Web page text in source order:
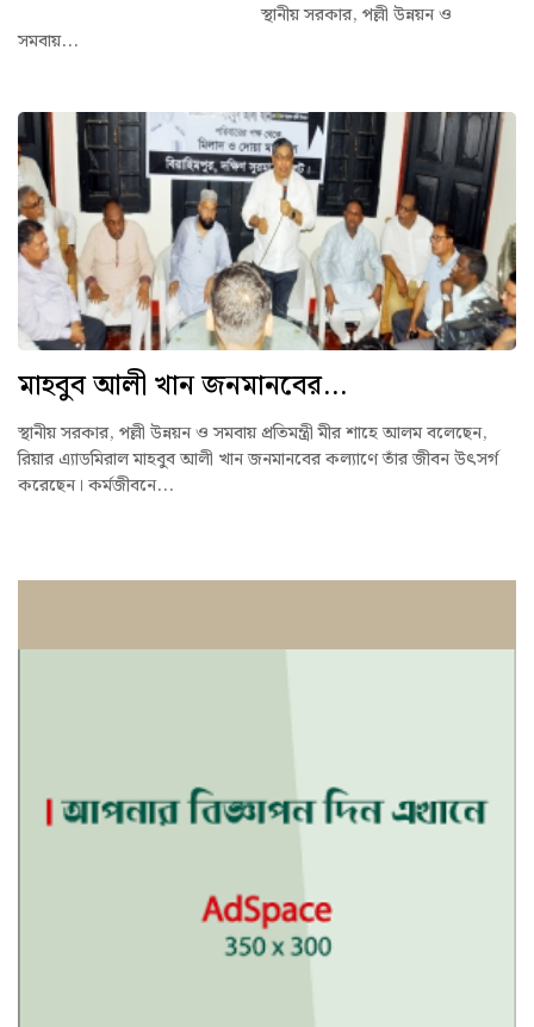
স্থানীয় সরকার, পল্লী উন্নয়ন ও
সমবায়...
মাহবুব আলী খান জনমানবের...
স্থানীয় সরকার, পল্লী উন্নয়ন ও সমবায় প্রতিমন্ত্রী মীর শাহে আলম বলেছেন,
রিয়ার এ্যাডমিরাল মাহবুব আলী খান জনমানবের কল্যাণে তাঁর জীবন উৎসর্গ
করেছেন। কর্মজীবনে...